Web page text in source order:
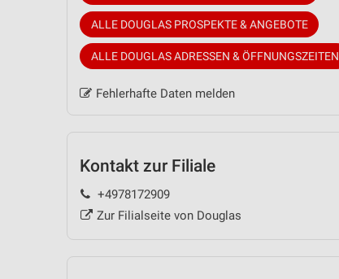
ALLE DOUGLAS PROSPEKTE & ANGEBOTE
ALLE DOUGLAS ADRESSEN & ÖFFNUNGSZEITEN
Fehlerhafte Daten melden
Kontakt zur Filiale
+4978172909
Zur Filialseite von Douglas